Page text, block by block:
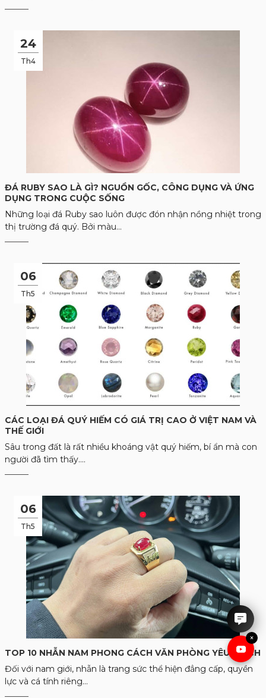
×
24
Th4
ĐÁ RUBY SAO LÀ GÌ? NGUỒN GỐC, CÔNG DỤNG VÀ ỨNG
DỤNG TRONG CUỘC SỐNG
Những loại đá Ruby sao luôn được đón nhận nồng nhiệt trong
thị trường đá quý. Bởi màu...
06
Th5
CÁC LOẠI ĐÁ QUÝ HIẾM CÓ GIÁ TRỊ CAO Ở VIỆT NAM VÀ
THẾ GIỚI
Sâu trong đất là rất nhiều khoáng vật quý hiếm, bí ẩn mà con
người đã tìm thấy....
06
Th5
TOP 10 NHẪN NAM PHONG CÁCH VĂN PHÒNG YÊU THÍCH
Đối với nam giới, nhẫn là trang sức thể hiện đẳng cấp, quyền
lực và cá tính riêng...
IRUBY rất hân hạnh được tư
vấn cho anh chị.